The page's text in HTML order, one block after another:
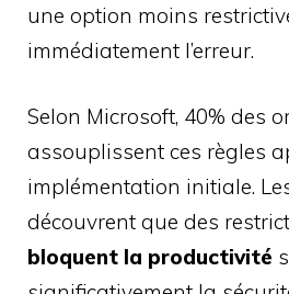
une option moins
immédiatement l’erreur.
Selon Microsoft, 40% des
assouplissent ces règles
implémentation initiale.
découvrent que des
bloquent la productivité